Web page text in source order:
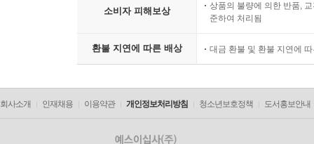
소비자 피해보상
상품의 불량에 의한 반품,
준하여 처리됨
환불 지연에 따른 배상 대금 환불 및 환불 지연에
회사소개 인재채용 이용약관 개인정보처리방침 청소년보호정책 도서홍보안내